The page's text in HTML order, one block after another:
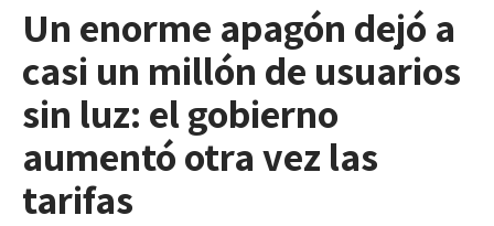
Un enorme apagón dejó a
casi un millón de usuarios
sin luz: el gobierno
aumentó otra vez las
tarifas